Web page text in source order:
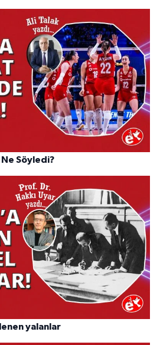
Ne Söyledi?
yalanlar